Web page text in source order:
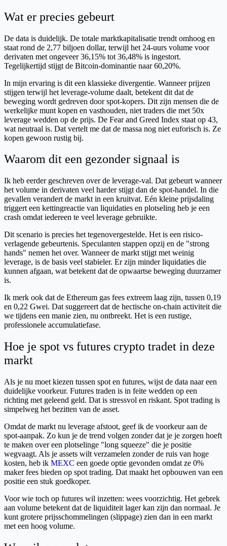
Wat er precies gebeurt
De data is duidelijk. De totale marktkapitalisatie trendt omhoog en
staat rond de 2,77 biljoen dollar, terwijl het 24-uurs volume voor
derivaten met ongeveer 36,15% tot 36,48% is ingestort.
Tegelijkertijd stijgt de Bitcoin-dominantie naar 60,20%.
In mijn ervaring is dit een klassieke divergentie. Wanneer prijzen
stijgen terwijl het leverage-volume daalt, betekent dit dat de
beweging wordt gedreven door spot-kopers. Dit zijn mensen die de
werkelijke munt kopen en vasthouden, niet traders die met 50x
leverage wedden op de prijs. De Fear and Greed Index staat op 43,
wat neutraal is. Dat vertelt me dat de massa nog niet euforisch is. Ze
kopen gewoon rustig bij.
Waarom dit een gezonder signaal is
Ik heb eerder geschreven over de leverage-val. Dat gebeurt wanneer
het volume in derivaten veel harder stijgt dan de spot-handel. In die
gevallen verandert de markt in een kruitvat. Eén kleine prijsdaling
triggert een kettingreactie van liquidaties en plotseling heb je een
crash omdat iedereen te veel leverage gebruikte.
Dit scenario is precies het tegenovergestelde. Het is een risico-
verlagende gebeurtenis. Speculanten stappen opzij en de "strong
hands" nemen het over. Wanneer de markt stijgt met weinig
leverage, is de basis veel stabieler. Er zijn minder liquidaties die
kunnen afgaan, wat betekent dat de opwaartse beweging duurzamer
is.
Ik merk ook dat de Ethereum gas fees extreem laag zijn, tussen 0,19
en 0,22 Gwei. Dat suggereert dat de hectische on-chain activiteit die
we tijdens een manie zien, nu ontbreekt. Het is een rustige,
professionele accumulatiefase.
Hoe je spot vs futures crypto tradet in deze
markt
Als je nu moet kiezen tussen spot en futures, wijst de data naar een
duidelijke voorkeur. Futures traden is in feite wedden op een
richting met geleend geld. Dat is stressvol en riskant. Spot trading is
simpelweg het bezitten van de asset.
Omdat de markt nu leverage afstoot, geef ik de voorkeur aan de
spot-aanpak. Zo kun je de trend volgen zonder dat je je zorgen hoeft
te maken over een plotselinge "long squeeze" die je positie
wegvaagt. Als je assets wilt verzamelen zonder de ruis van hoge
kosten, heb ik MEXC een goede optie gevonden omdat ze 0%
maker fees bieden op spot trading. Dat maakt het opbouwen van een
positie een stuk goedkoper.
Voor wie toch op futures wil inzetten: wees voorzichtig. Het gebrek
aan volume betekent dat de liquiditeit lager kan zijn dan normaal. Je
kunt grotere prijsschommelingen (slippage) zien dan in een markt
met een hoog volume.